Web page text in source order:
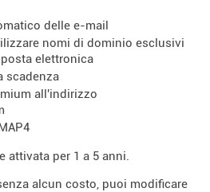
delle e-mail
nomi di dominio esclusivi
elettronica
scadenza
all'indirizzo
attivata per 1 a 5 anni.
alcun costo, puoi modificare